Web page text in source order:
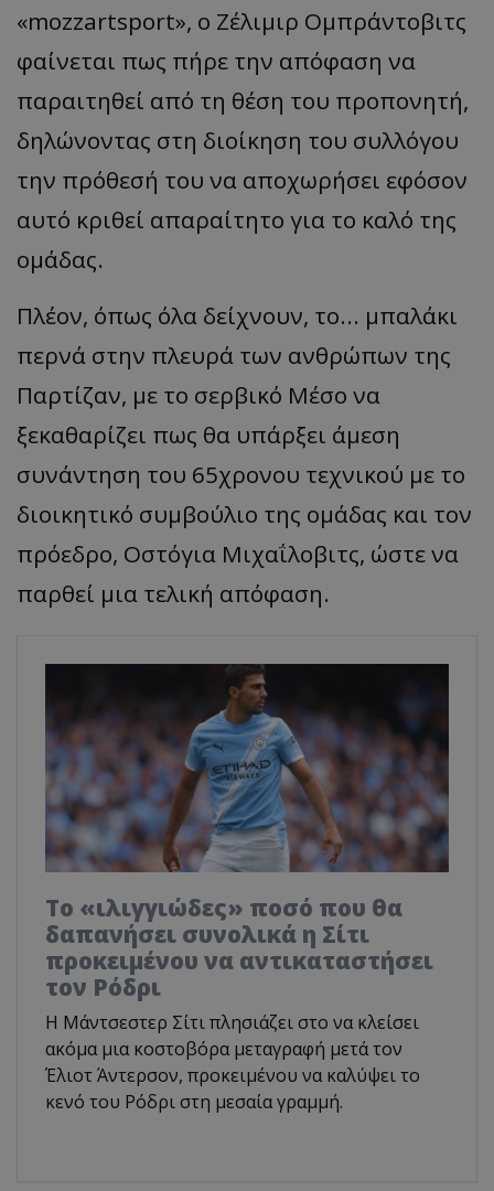
«mozzartsport», ο Ζέλιμιρ Ομπράντοβιτς
φαίνεται πως πήρε την απόφαση να
παραιτηθεί από τη θέση του προπονητή,
δηλώνοντας στη διοίκηση του συλλόγου
την πρόθεσή του να αποχωρήσει εφόσον
αυτό κριθεί απαραίτητο για το καλό της
ομάδας.
Πλέον, όπως όλα δείχνουν, το... μπαλάκι
περνά στην πλευρά των ανθρώπων της
Παρτίζαν, με το σερβικό Μέσο να
ξεκαθαρίζει πως θα υπάρξει άμεση
συνάντηση του 65χρονου τεχνικού με το
διοικητικό συμβούλιο της ομάδας και τον
πρόεδρο, Οστόγια Μιχαΐλοβιτς, ώστε να
παρθεί μια τελική απόφαση.
Το «ιλιγγιώδες» ποσό που θα
δαπανήσει συνολικά η Σίτι
προκειμένου να αντικαταστήσει
τον Ρόδρι
Η Μάντσεστερ Σίτι πλησιάζει στο να κλείσει
ακόμα μια κοστοβόρα μεταγραφή μετά τον
Έλιοτ Άντερσον, προκειμένου να καλύψει το
κενό του Ρόδρι στη μεσαία γραμμή.